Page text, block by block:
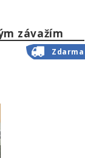
závažím
Zdarma